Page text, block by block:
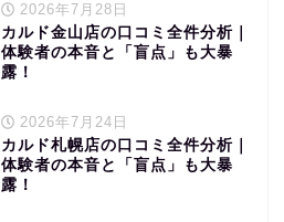
2026年7月28日
カルド金山店の口コミ全件分析｜
体験者の本音と「盲点」も大暴
露！
2026年7月24日
カルド札幌店の口コミ全件分析｜
体験者の本音と「盲点」も大暴
露！